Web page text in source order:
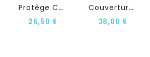
P
Rotège Carnet De Santé...
26,50 €
C
Ouverture Bébé...
38,00 €